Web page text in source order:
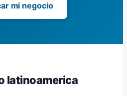
mi negocio
latinoamerica